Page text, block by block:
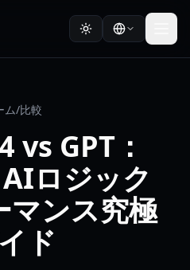
ム/比較
vs GPT：
ロジック
マンス究極
ド